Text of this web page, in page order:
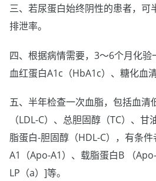
三、若尿蛋白始终阴性的患者，可
排泄率。
四、根据病情需要，3～6个月化
血红蛋白A1c（HbA1c）、糖化血
五、半年检查一次血脂，包括血清
（LDL-C）、总胆固醇（TC）、
脂蛋白-胆固醇（HDL-C），有条
A1（Apo-A1）、载脂蛋白B （
LP（a）]等。